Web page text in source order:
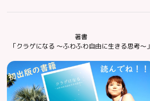
著書
「クラゲになる ～ふわふわ自由に生きる思考～」